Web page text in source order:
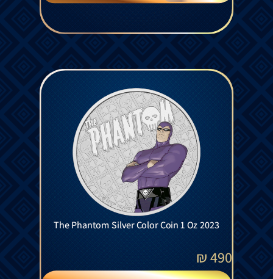
The Phantom Silver Color Coin 1 Oz 2023
490
₪